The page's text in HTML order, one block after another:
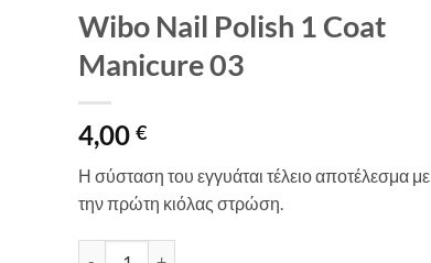
Wibo Nail Polish 1 Coat
Manicure 03
4,00 €
Η σύσταση του εγγυάται τέλειο αποτέλεσμα με
την πρώτη κιόλας στρώση.